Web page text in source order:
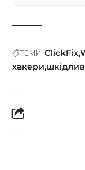
ТЕМИ: ClickFix
хакери